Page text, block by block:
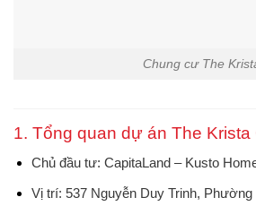
Chung cư The
1. Tổng quan dự án The Krista
Chủ đầu tư: CapitaLand – Kusto
Vị trí: 537 Nguyễn Duy Trinh,